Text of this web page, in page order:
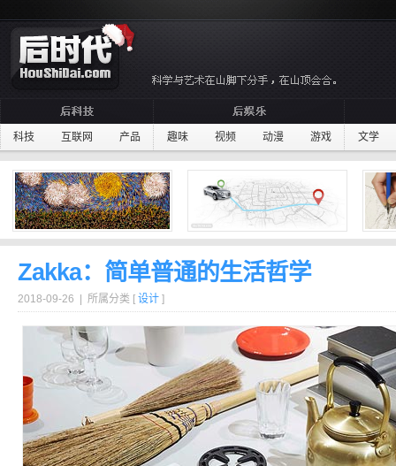
科技 互联网 产品 趣味 视频 动漫 游戏 文学
Zakka：简单普通的生活哲学
2018-09-26 | 所属分类 [ 设计 ]